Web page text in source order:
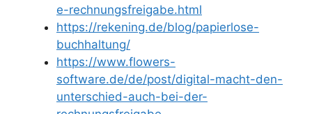
e-rechnungsfreigabe.html
https://rekening.de/blog/papierlose-
buchhaltung/
https://www.flowers-
software.de/de/post/digital-macht-den-
unterschied-auch-bei-der-